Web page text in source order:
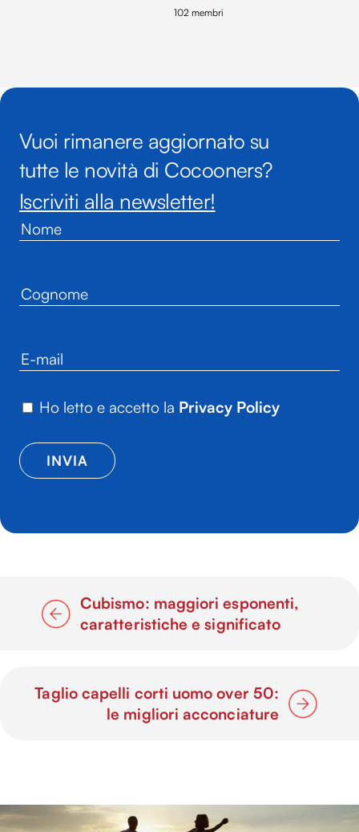
102 membri
Vuoi rimanere aggiornato su
tutte le novità di Cocooners?
Iscriviti alla newsletter!
Ho letto e accetto la Privacy Policy
Cubismo: maggiori esponenti,
caratteristiche e significato
Taglio capelli corti uomo over 50:
le migliori acconciature